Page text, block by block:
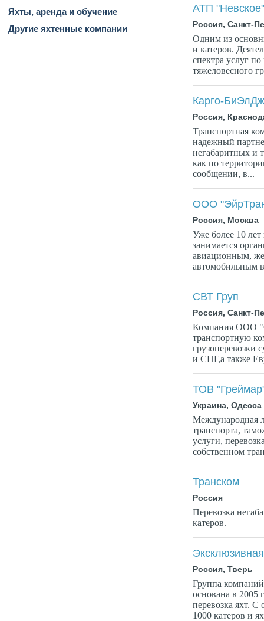
Яхты, аренда и обучение
Другие яхтенные компании
АТП
Россия, Санкт-
Одним из
и катеров.
спектра услуг
тяжеловесного
Карго-
Россия,
Транспортная
надежный
негабаритных и
как по
сообщении, в...
ООО
Россия, Москва
Уже более 10
занимается
авиационным,
автомобильным
СВТ Груп
Россия, Санкт-
Компания ООО
транспортную
грузоперевозки
и СНГ,а также
ТОВ
Украина, Одесса
Международная
транспорта,
услуги,
собственном
Транском
Россия
Перевозка
катеров.
Россия, Тверь
Группа
основана в 2005
перевозка яхт. С
1000 катеров и